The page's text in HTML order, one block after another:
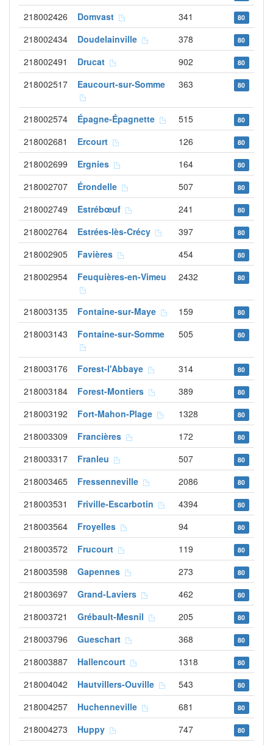
218002426 Domvast 341 80
218002434 Doudelainville 378 80
218002491 Drucat 902 80
218002517 Eaucourt-sur-Somme 363 80
218002574 Épagne-Épagnette 515 80
218002681 Ercourt 126 80
218002699 Ergnies 164 80
218002707 Érondelle 507 80
218002749 Estrébœuf 241 80
218002764 Estrées-lès-Crécy 397 80
218002905 Favières 454 80
218002954 Feuquières-en-Vimeu 2432 80
218003135 Fontaine-sur-Maye 159 80
218003143 Fontaine-sur-Somme 505 80
218003176 Forest-l'Abbaye 314 80
218003184 Forest-Montiers 389 80
218003192 Fort-Mahon-Plage 1328 80
218003309 Francières 172 80
218003317 Franleu 507 80
218003465 Fressenneville 2086 80
218003531 Friville-Escarbotin 4394 80
218003564 Froyelles 94 80
218003572 Frucourt 119 80
218003598 Gapennes 273 80
218003697 Grand-Laviers 462 80
218003721 Grébault-Mesnil 205 80
218003796 Gueschart 368 80
218003887 Hallencourt 1318 80
218004042 Hautvillers-Ouville 543 80
218004257 Huchenneville 681 80
218004273 Huppy 747 80